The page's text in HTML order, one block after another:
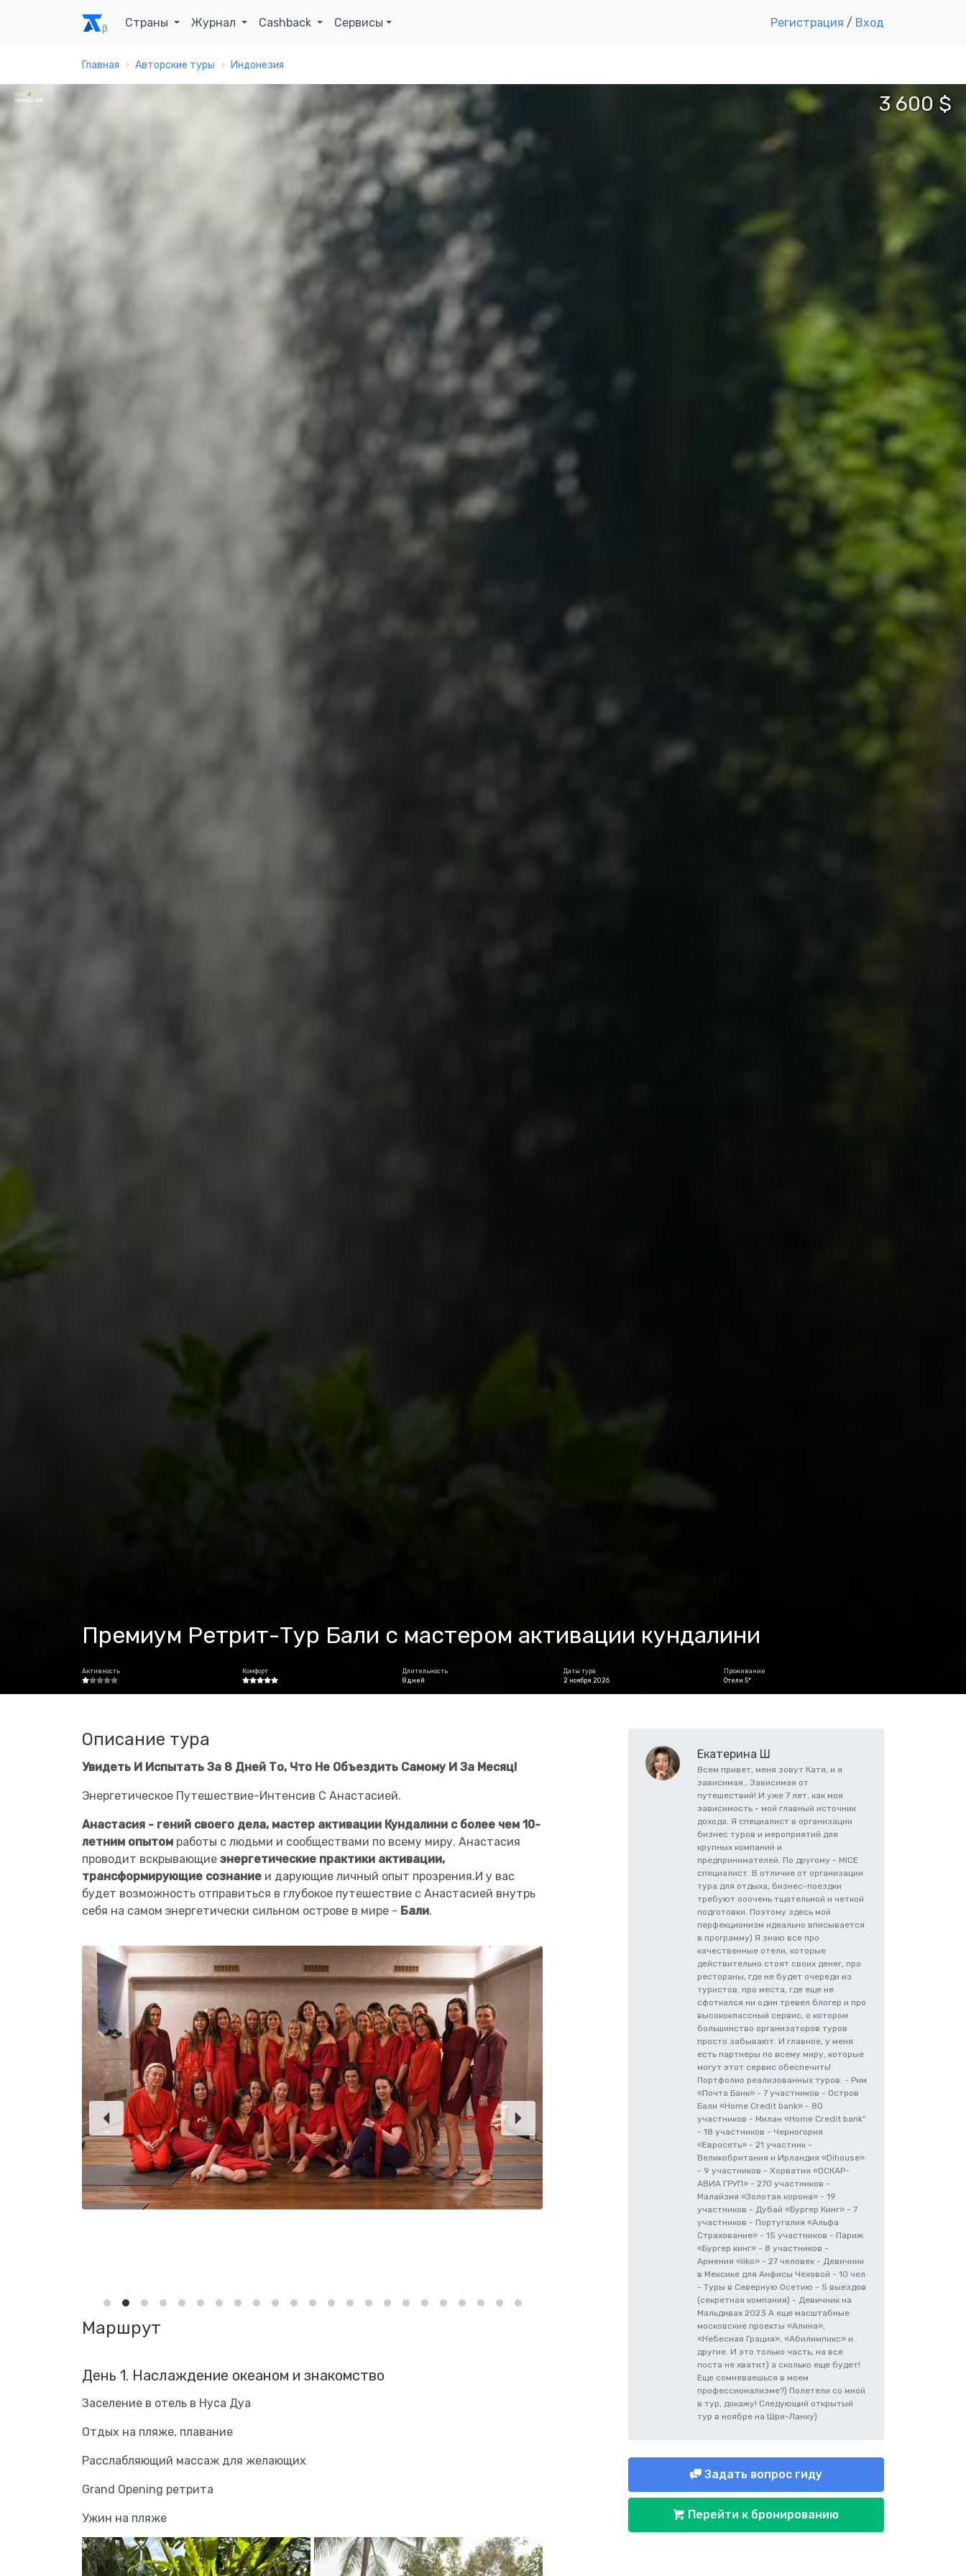
Страны Журнал Cashback Сервисы Регистрация / Вход
Главная Авторские туры Индонезия
3 600 $
Премиум Ретрит-Тур Бали с мастером активации кундалини
Активность Комфорт
Длительность
8 дней
Даты тура
2 ноября 2026
Проживание
Отели 5*
Описание тура
Увидеть И Испытать За 8 Дней То, Что Не Объездить Самому И За Месяц!
Энергетическое Путешествие-Интенсив С Анастасией.
Анастасия - гений своего дела, мастер активации Кундалини с более чем 10-
летним опытом работы с людьми и сообществами по всему миру. Анастасия
проводит вскрывающие энергетические практики активации,
трансформирующие сознание и дарующие личный опыт прозрения.И у вас
будет возможность отправиться в глубокое путешествие с Анастасией внутрь
себя на самом энергетически сильном острове в мире - Бали.
Маршрут
День 1. Наслаждение океаном и знакомство
Заселение в отель в Нуса Дуа
Отдых на пляже, плавание
Расслабляющий массаж для желающих
Grand Opening ретрита
Ужин на пляже
Екатерина Ш
Всем привет, меня зовут Катя, и я
зависимая… Зависимая от
путешествий! И уже 7 лет, как моя
зависимость - мой главный источник
дохода. Я специалист в организации
бизнес туров и мероприятий для
крупных компаний и
предпринимателей. По другому - MICE
специалист. В отличие от организации
тура для отдыха, бизнес-поездки
требуют ооочень тщательной и четкой
подготовки. Поэтому здесь мой
перфекционизм идеально вписывается
в программу) Я знаю все про
качественные отели, которые
действительно стоят своих денег, про
рестораны, где не будет очереди из
туристов, про места, где еще не
сфоткался ни один тревел блогер и про
высококлассный сервис, о котором
большинство организаторов туров
просто забывают. И главное, у меня
есть партнеры по всему миру, которые
могут этот сервис обеспечить!
Портфолио реализованных туров: - Рим
«Почта Банк» - 7 участников - Остров
Бали «Home Credit bank» - 80
участников - Милан «Home Credit bank”
- 18 участников - Черногория
«Евросеть» - 21 участник -
Великобритания и Ирландия «Dihouse»
- 9 участников - Хорватия «ОСКАР-
АВИА ГРУП» - 270 участников -
Малайзия «Золотая корона» - 19
участников - Дубай «Бургер Кинг» - 7
участников - Португалия «Альфа
Страхование» - 15 участников - Париж
«Бургер кинг» - 8 участников -
Армения «iiko» - 27 человек - Девичник
в Мексике для Анфисы Чеховой - 10 чел
- Туры в Северную Осетию - 5 выездов
(секретная компания) - Девичник на
Мальдивах 2023 А еще масштабные
московские проекты «Алина»,
«Небесная Грация», «Абилимпикс» и
другие. И это только часть, на все
поста не хватит) а сколько еще будет!
Еще сомневаешься в моем
профессионализме?) Полетели со мной
в тур, докажу! Следующий открытый
тур в ноябре на Шри-Ланку)
Задать вопрос гиду
Перейти к бронированию